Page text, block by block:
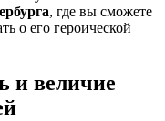
, где вы сможете
о его героической
и величие